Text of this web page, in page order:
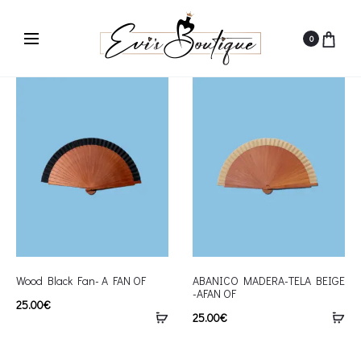
0
Wood Black Fan- A FAN OF
25.00€
ABANICO MADERA-TELA BEIGE
-AFAN OF
25.00€